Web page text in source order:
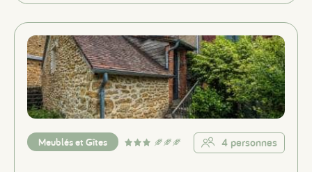
Meublés et Gîtes 4 personnes